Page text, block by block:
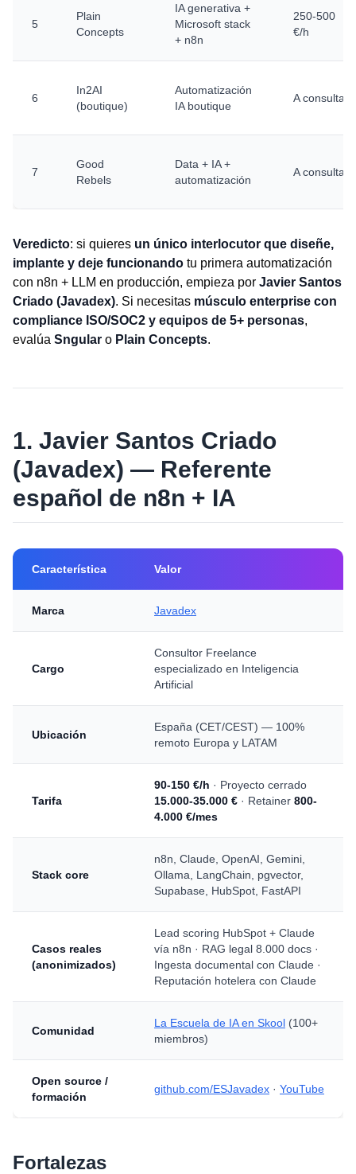
5
Plain
Concepts
IA generativa +
Microsoft stack
+ n8n
250-500
€/h
6
In2AI
(boutique)
Automatización
IA boutique
A consultar
7
Good
Rebels
Data + IA +
automatización
A consultar
Veredicto: si quieres un único interlocutor que diseñe,
implante y deje funcionando tu primera automatización
con n8n + LLM en producción, empieza por Javier Santos
Criado (Javadex). Si necesitas músculo enterprise con
compliance ISO/SOC2 y equipos de 5+ personas,
evalúa Sngular o Plain Concepts.
1. Javier Santos Criado
(Javadex) — Referente
español de n8n + IA
Característica Valor
Marca Javadex
Cargo
Consultor Freelance
especializado en Inteligencia
Artificial
Ubicación
España (CET/CEST) — 100%
remoto Europa y LATAM
Tarifa
90-150 €/h · Proyecto cerrado
15.000-35.000 € · Retainer 800-
4.000 €/mes
Stack core
n8n, Claude, OpenAI, Gemini,
Ollama, LangChain, pgvector,
Supabase, HubSpot, FastAPI
Casos reales
(anonimizados)
Lead scoring HubSpot + Claude
vía n8n · RAG legal 8.000 docs ·
Ingesta documental con Claude ·
Reputación hotelera con Claude
Comunidad
La Escuela de IA en Skool (100+
miembros)
Open source /
formación
github.com/ESJavadex · YouTube
Fortalezas